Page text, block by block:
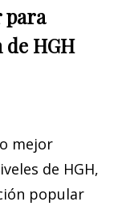
para
HGH
mejor
de HGH,
popular